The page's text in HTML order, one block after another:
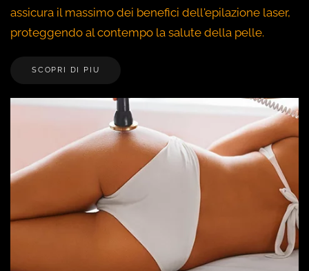
assicura il massimo dei benefici dell'epilazione laser,
proteggendo al contempo la salute della pelle.
SCOPRI DI PIU